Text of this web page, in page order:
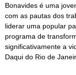
Bonavides é uma
com as pautas dos
liderar uma popular
programa de
significativamente a
Daqui do Rio de